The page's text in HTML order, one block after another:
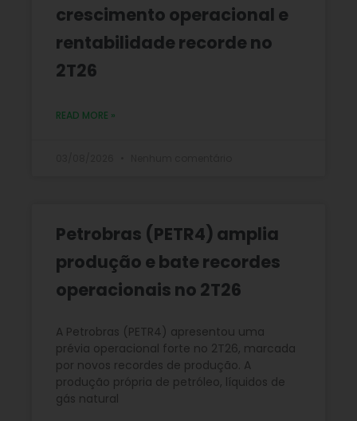
crescimento operacional e
rentabilidade recorde no
2T26
READ MORE »
Petrobras (PETR4) amplia
produção e bate recordes
operacionais no 2T26
A Petrobras (PETR4) apresentou uma
prévia operacional forte no 2T26, marcada
por novos recordes de produção. A
produção própria de petróleo, líquidos de
gás natural